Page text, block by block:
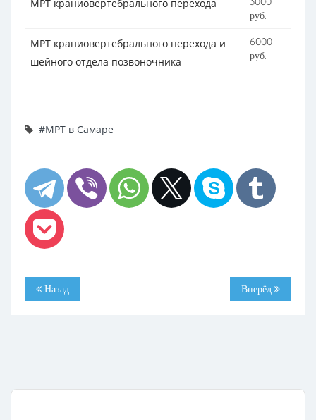
МРТ краниовертебрального перехода
руб.
МРТ краниовертебрального перехода и
шейного отдела позвоночника
6000
руб.
#МРТ в Самаре
Назад Вперёд